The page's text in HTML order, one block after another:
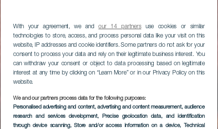
With your agreement, we andour 14 partnersuse cookies or similar
technologies to store, access, and process personal data like your visit on this
website, IP addresses and cookie identifiers. Some partners do not ask for your
consent to process your data and rely on their legitimate business interest. You
can withdraw your consent or object to data processing based on legitimate
interest at any time by clicking on “Learn More” or in our Privacy Policy on this
website.
We and our partners process data for the following purposes:
Personalised advertising and content, advertising and content measurement, audience
research and services development, Precise geolocation data, and identification
through device scanning, Store and/or access information on a device, Technical